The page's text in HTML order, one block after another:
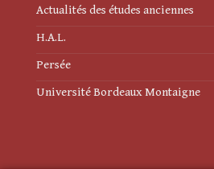
Actualités des études anciennes
H.A.L.
Persée
Université Bordeaux Montaigne